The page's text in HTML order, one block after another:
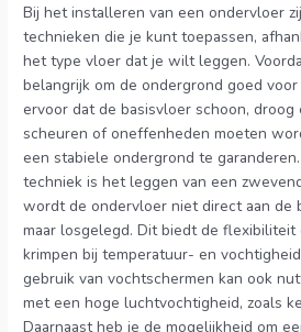
Bij het installeren van een ondervloer
technieken die je kunt toepassen,
het type vloer dat je wilt leggen.
belangrijk om de ondergrond goed
ervoor dat de basisvloer schoon, droog
scheuren of oneffenheden moeten
een stabiele ondergrond te
techniek is het leggen van een
wordt de ondervloer niet direct aan de
maar losgelegd. Dit biedt de
krimpen bij temperatuur- en
gebruik van vochtschermen kan ook
met een hoge luchtvochtigheid, zoals
Daarnaast heb je de mogelijkheid om